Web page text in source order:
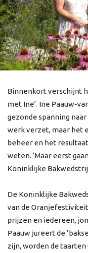
Binnenkort verschijnt
met Ine’. Ine Paauw-
gezonde spanning
werk verzet, maar het
beheer en het
weten. ‘Maar eerst
Koninklijke
De Koninklijke
van de
prijzen en iedereen,
Paauw jureert de
zijn, worden de